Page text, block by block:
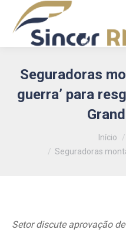
Seguradoras
guerra’ para
Início
Seguradoras
Setor discute aprovação